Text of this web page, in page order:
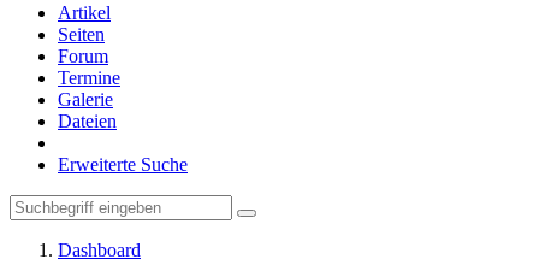
Artikel
Seiten
Forum
Termine
Galerie
Dateien
Erweiterte Suche
Dashboard